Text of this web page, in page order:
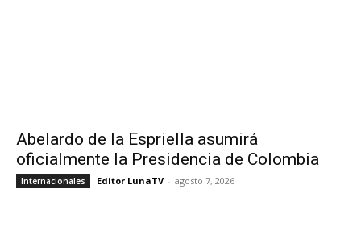
Abelardo de la Espriella asumirá
oficialmente la Presidencia de Colombia
Internacionales Editor LunaTV - agosto 7, 2026